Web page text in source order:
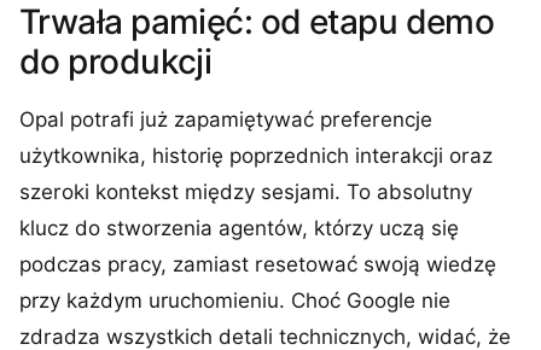
Trwała pamięć: od etapu demo
do produkcji
Opal potrafi już zapamiętywać preferencje
użytkownika, historię poprzednich interakcji oraz
szeroki kontekst między sesjami. To absolutny
klucz do stworzenia agentów, którzy uczą się
podczas pracy, zamiast resetować swoją wiedzę
przy każdym uruchomieniu. Choć Google nie
zdradza wszystkich detali technicznych, widać, że